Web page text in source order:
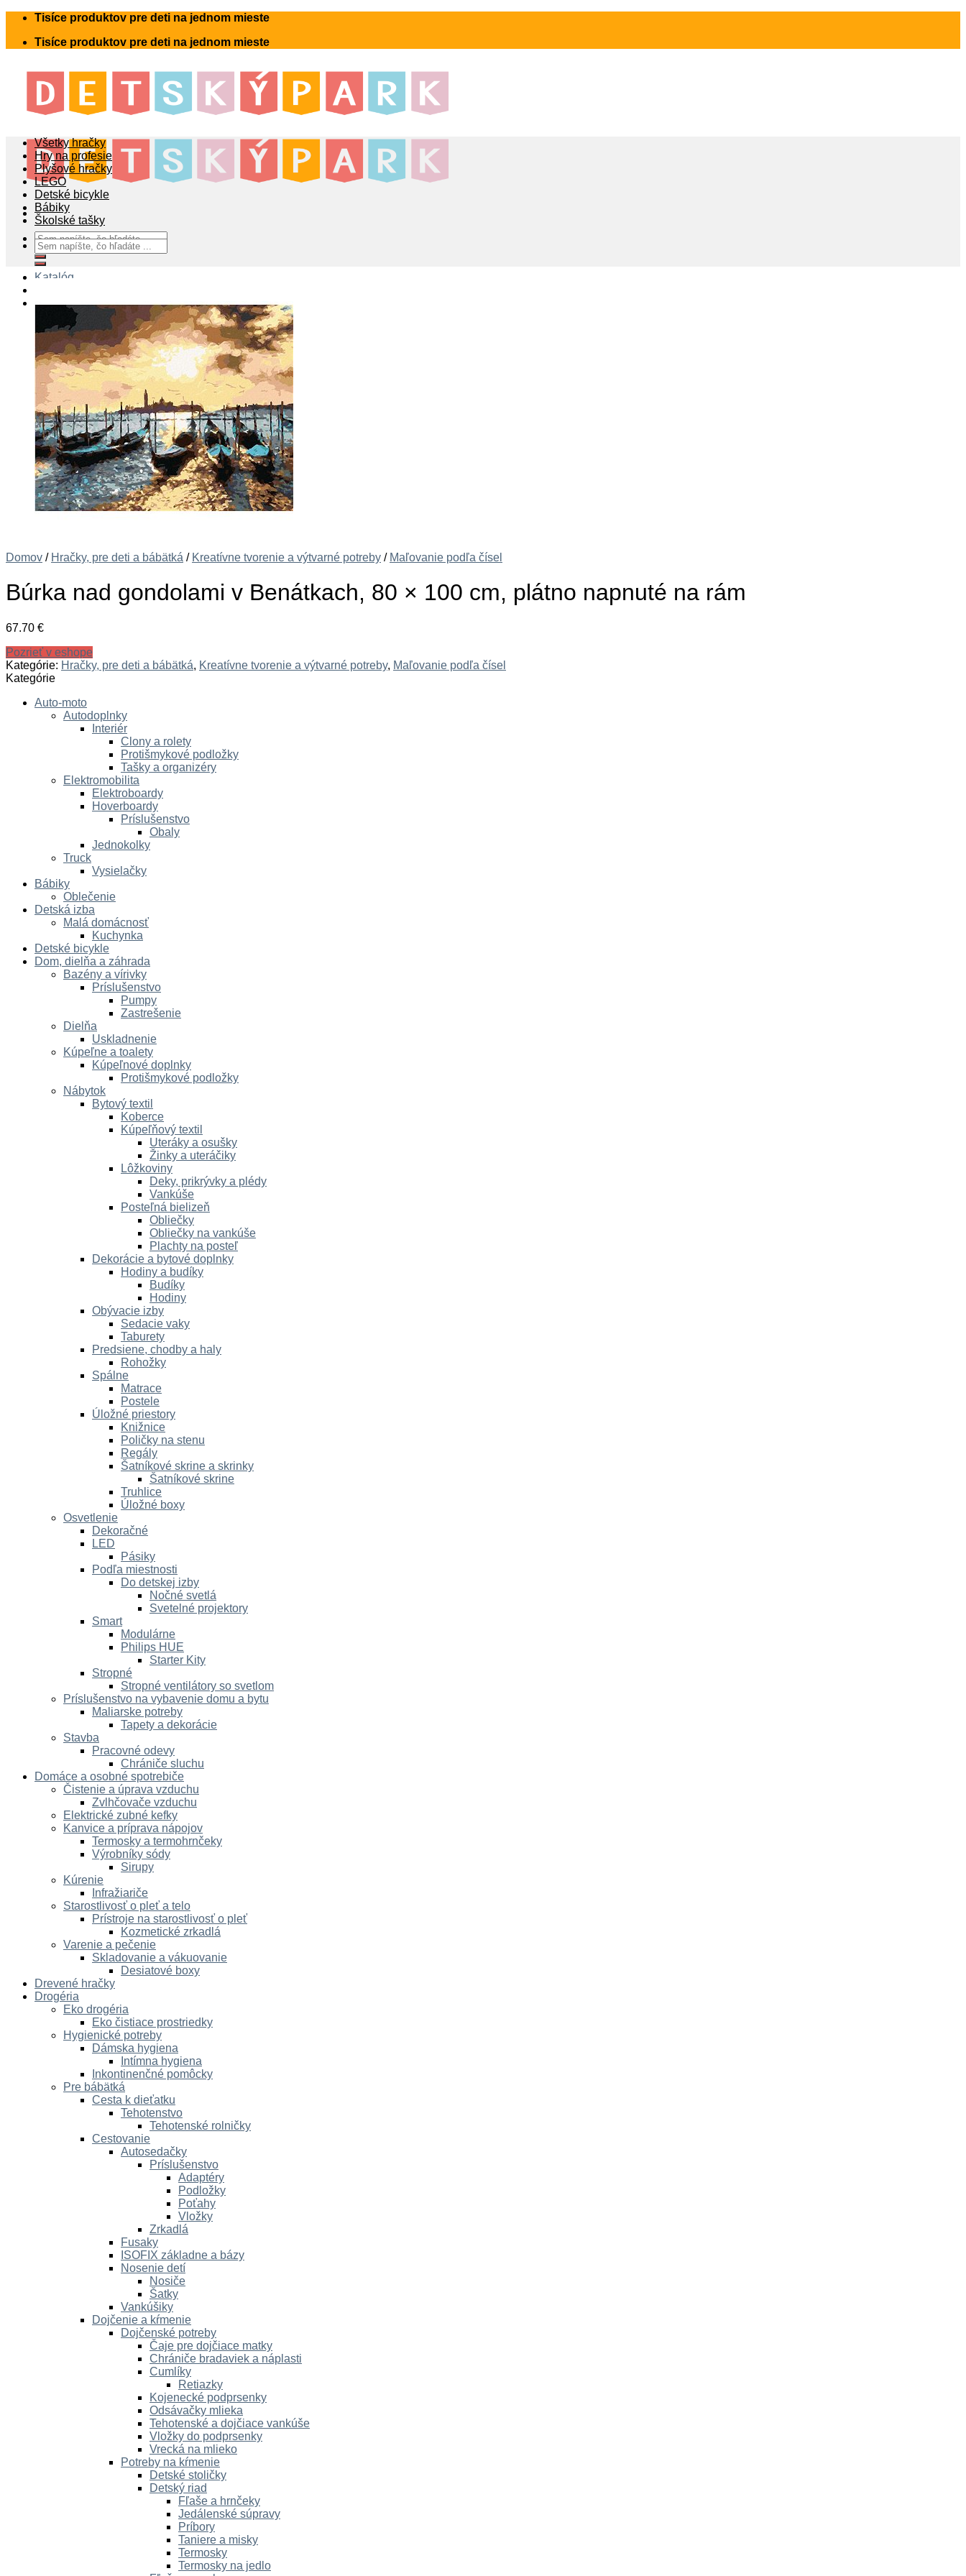
Skip
content
Tisíce produktov pre deti na jednom mieste
Tisíce produktov pre deti na jednom mieste
Hľadať:
Katalóg
Kontakt
Všetky hračky
Hry na profesie
Plyšové hračky
LEGO
Detské bicykle
Bábiky
Školské tašky
Hľadať:
Domov / Hračky, pre deti a bábätká / Kreatívne tvorenie a výtvarné potreby / Maľovanie podľa čísel
Búrka nad gondolami v Benátkach, 80 × 100 cm, plátno napnuté na rám
67.70 €
Pozrieť v eshope
Kategórie: Hračky, pre deti a bábätká, Kreatívne tvorenie a výtvarné potreby, Maľovanie podľa čísel
Kategórie
Auto-moto
Autodoplnky
Interiér
Clony a rolety
Protišmykové podložky
Tašky a organizéry
Elektromobilita
Elektroboardy
Hoverboardy
Príslušenstvo
Obaly
Jednokolky
Truck
Vysielačky
Bábiky
Oblečenie
Detská izba
Malá domácnosť
Kuchynka
Detské bicykle
Dom, dielňa a záhrada
Bazény a vírivky
Príslušenstvo
Pumpy
Zastrešenie
Dielňa
Uskladnenie
Kúpeľne a toalety
Kúpeľnové doplnky
Protišmykové podložky
Nábytok
Bytový textil
Koberce
Kúpeľňový textil
Uteráky a osušky
Žinky a uteráčiky
Lôžkoviny
Deky, prikrývky a plédy
Vankúše
Posteľná bielizeň
Obliečky
Obliečky na vankúše
Plachty na posteľ
Dekorácie a bytové doplnky
Hodiny a budíky
Budíky
Hodiny
Obývacie izby
Sedacie vaky
Taburety
Predsiene, chodby a haly
Rohožky
Spálne
Matrace
Postele
Úložné priestory
Knižnice
Poličky na stenu
Regály
Šatníkové skrine a skrinky
Šatníkové skrine
Truhlice
Úložné boxy
Osvetlenie
Dekoračné
LED
Pásiky
Podľa miestnosti
Do detskej izby
Nočné svetlá
Svetelné projektory
Smart
Modulárne
Philips HUE
Starter Kity
Stropné
Stropné ventilátory so svetlom
Príslušenstvo na vybavenie domu a bytu
Maliarske potreby
Tapety a dekorácie
Stavba
Pracovné odevy
Chrániče sluchu
Domáce a osobné spotrebiče
Čistenie a úprava vzduchu
Zvlhčovače vzduchu
Elektrické zubné kefky
Kanvice a príprava nápojov
Termosky a termohrnčeky
Výrobníky sódy
Sirupy
Kúrenie
Infražiariče
Starostlivosť o pleť a telo
Prístroje na starostlivosť o pleť
Kozmetické zrkadlá
Varenie a pečenie
Skladovanie a vákuovanie
Desiatové boxy
Drevené hračky
Drogéria
Eko drogéria
Eko čistiace prostriedky
Hygienické potreby
Dámska hygiena
Intímna hygiena
Inkontinenčné pomôcky
Pre bábätká
Cesta k dieťatku
Tehotenstvo
Tehotenské rolničky
Cestovanie
Autosedačky
Príslušenstvo
Adaptéry
Podložky
Poťahy
Vložky
Zrkadlá
Fusaky
ISOFIX základne a bázy
Nosenie detí
Nosiče
Šatky
Vankúšiky
Dojčenie a kŕmenie
Dojčenské potreby
Čaje pre dojčiace matky
Chrániče bradaviek a náplasti
Cumlíky
Retiazky
Kojenecké podprsenky
Odsávačky mlieka
Tehotenské a dojčiace vankúše
Vložky do podprsenky
Vrecká na mlieko
Potreby na kŕmenie
Detské stoličky
Detský riad
Fľaše a hrnčeky
Jedálenské súpravy
Príbory
Taniere a misky
Termosky
Termosky na jedlo